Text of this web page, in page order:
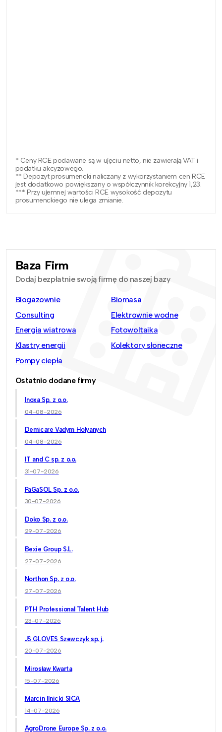
* Ceny RCE podawane są w ujęciu netto, nie zawierają VAT i
podatku akcyzowego.
** Depozyt prosumencki naliczany z wykorzystaniem cen RCE
jest dodatkowo powiększany o współczynnik korekcyjny 1,23.
*** Przy ujemnej wartości RCE wysokość depozytu
prosumenckiego nie ulega zmianie.
Baza Firm
Dodaj bezpłatnie swoją firmę do naszej bazy
Biogazownie
Biomasa
Consulting
Elektrownie wodne
Energia wiatrowa
Fotowoltaika
Klastry energii
Kolektory słoneczne
Pompy ciepła
Ostatnio dodane firmy
Inoxa Sp. z o.o.
04-08-2026
Demicare Vadym Holyanych
04-08-2026
IT and C sp. z o.o.
31-07-2026
PaGaSOL Sp. z o.o.
30-07-2026
Doko Sp. z o.o.
29-07-2026
Bexie Group S.L.
27-07-2026
Northon Sp. z o.o.
27-07-2026
PTH Professional Talent Hub
23-07-2026
JS GLOVES Szewczyk sp. j.
20-07-2026
Mirosław Kwarta
15-07-2026
Marcin Ilnicki SICA
14-07-2026
AgroDrone Europe Sp. z o.o.